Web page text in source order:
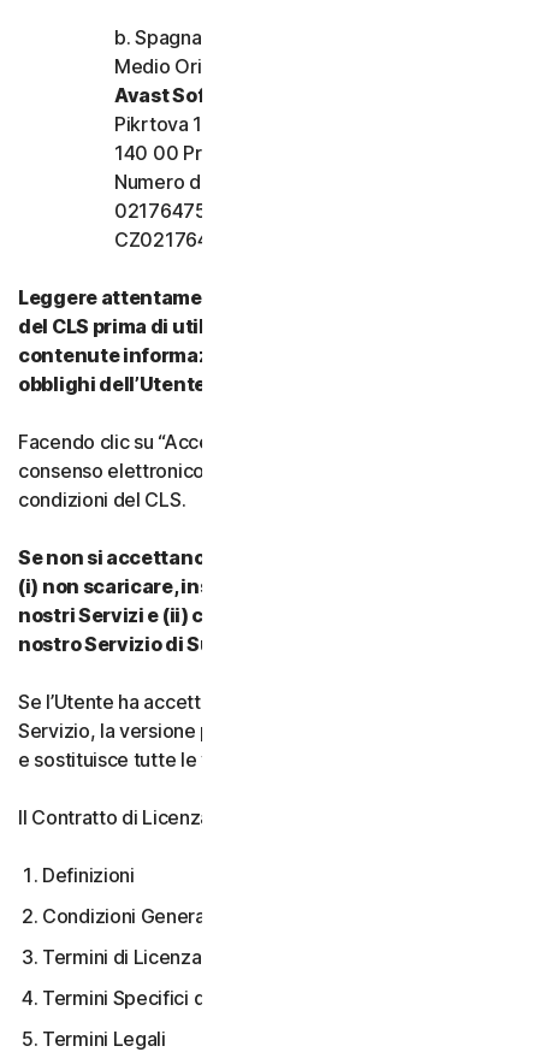
b. Spagna, Francia, Italia e resto d’Europa,
Medio Oriente e Africa
Avast Software s.r.o.
Pikrtova 1737/1a, Nusle,
140 00 Praga 4, Repubblica Ceca
Numero di registrazione dell’azienda:
02176475 e numero di partita IVA:
CZ02176475
Leggere attentamente tutti i termini e le condizioni
del CLS prima di utilizzare i nostri Servizi. Vi sono
contenute informazioni importanti su diritti e
obblighi dell’Utente.
Facendo clic su “Accetto” o indicando in altro modo il
consenso elettronico, si accettano i termini e le
condizioni del CLS.
Se non si accettano i termini e le condizioni del CLS:
(i) non scaricare, installare, accedere a o utilizzare i
nostri Servizi e (ii) contattare il proprio Provider o il
nostro Servizio di Supporto Clienti.
Se l’Utente ha accettato più versioni del CLS per un
Servizio, la versione più recente accettata è quella valida
e sostituisce tutte le versioni precedenti.
Il Contratto di Licenza e Servizi copre:
Definizioni
Condizioni Generali del Servizio
Termini di Licenza Software
Termini Specifici di alcuni Servizi
Termini Legali